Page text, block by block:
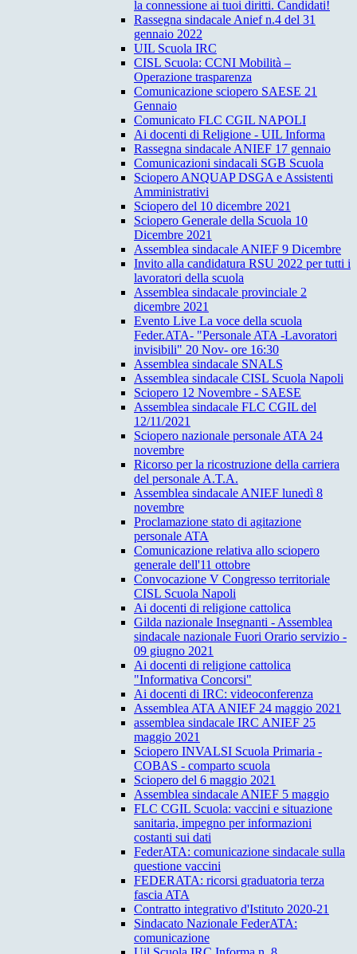
la connessione ai tuoi diritti. Candidati!
Rassegna sindacale Anief n.4 del 31
gennaio 2022
UIL Scuola IRC
CISL Scuola: CCNI Mobilità –
Operazione trasparenza
Comunicazione sciopero SAESE 21
Gennaio
Comunicato FLC CGIL NAPOLI
Ai docenti di Religione - UIL Informa
Rassegna sindacale ANIEF 17 gennaio
Comunicazioni sindacali SGB Scuola
Sciopero ANQUAP DSGA e Assistenti
Amministrativi
Sciopero del 10 dicembre 2021
Sciopero Generale della Scuola 10
Dicembre 2021
Assemblea sindacale ANIEF 9 Dicembre
Invito alla candidatura RSU 2022 per tutti i
lavoratori della scuola
Assemblea sindacale provinciale 2
dicembre 2021
Evento Live La voce della scuola
Feder.ATA- "Personale ATA -Lavoratori
invisibili" 20 Nov- ore 16:30
Assemblea sindacale SNALS
Assemblea sindacale CISL Scuola Napoli
Sciopero 12 Novembre - SAESE
Assemblea sindacale FLC CGIL del
12/11/2021
Sciopero nazionale personale ATA 24
novembre
Ricorso per la ricostruzione della carriera
del personale A.T.A.
Assemblea sindacale ANIEF lunedì 8
novembre
Proclamazione stato di agitazione
personale ATA
Comunicazione relativa allo sciopero
generale dell'11 ottobre
Convocazione V Congresso territoriale
CISL Scuola Napoli
Ai docenti di religione cattolica
Gilda nazionale Insegnanti - Assemblea
sindacale nazionale Fuori Orario servizio -
09 giugno 2021
Ai docenti di religione cattolica
"Informativa Concorsi"
Ai docenti di IRC: videoconferenza
Assemblea ATA ANIEF 24 maggio 2021
assemblea sindacale IRC ANIEF 25
maggio 2021
Sciopero INVALSI Scuola Primaria -
COBAS - comparto scuola
Sciopero del 6 maggio 2021
Assemblea sindacale ANIEF 5 maggio
FLC CGIL Scuola: vaccini e situazione
sanitaria, impegno per informazioni
costanti sui dati
FederATA: comunicazione sindacale sulla
questione vaccini
FEDERATA: ricorsi graduatoria terza
fascia ATA
Contratto integrativo d'Istituto 2020-21
Sindacato Nazionale FederATA:
comunicazione